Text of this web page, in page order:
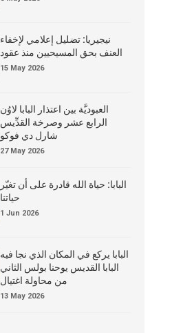
نيجيريا: تضليل إعلامي لإخفاء
العنف بحق المسيحيين منذ عقود
15 May 2026
العبوديَّة بين اعتذار البابا لاوُن
الرابع عشر وصرخة القدِّيس
شارل دي فوكو
27 May 2026
البابا: حياة الله قادرة على أن تغيّر
حياتنا
1 Jun 2026
البابا يركع في المكان الذي نجا فيه
البابا القديس يوحنا بولس الثاني
من محاولة اغتيال
13 May 2026